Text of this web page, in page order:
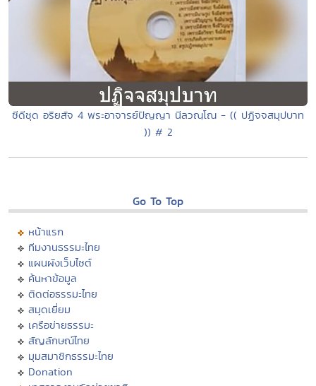
ซีดีชุด อริยสัจ 4 พระอาจารย์ปัญญา นีลวณฺโณ - (( ปฏิจจสมุปบาท
)) # 2
Go To Top
หน้าแรก
ทีมงานธรรมะไทย
แผนผังเว็บไซต์
ค้นหาข้อมูล
ติดต่อธรรมะไทย
สมุดเยี่ยม
เครือข่ายธรรมะ
สัญลักษณ์ไทย
มุมสมาชิกธรรมะไทย
Donation